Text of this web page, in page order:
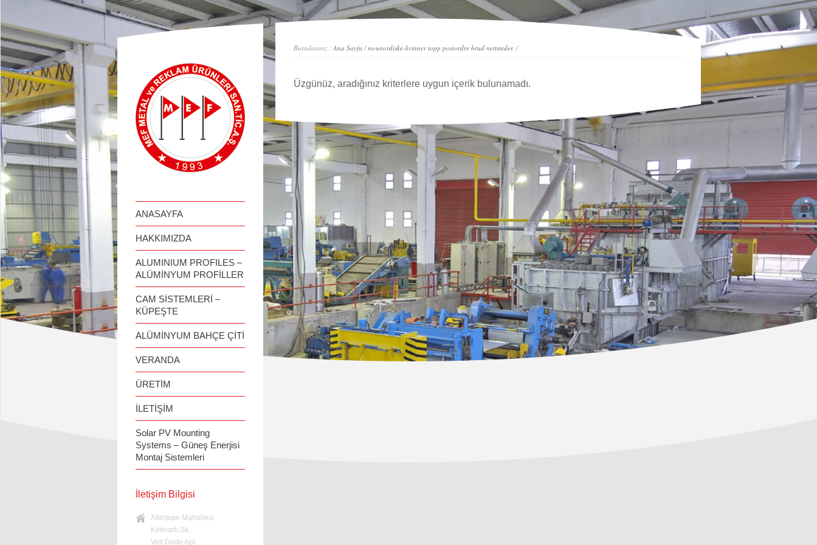
ANASAYFA
HAKKIMIZDA
ALUMINIUM PROFILES –
ALÜMİNYUM PROFİLLER
CAM SİSTEMLERİ –
KÜPEŞTE
ALÜMİNYUM BAHÇE ÇİTİ
VERANDA
ÜRETİM
İLETİŞİM
Solar PV Mounting
Systems – Güneş Enerjisi
Montaj Sistemleri
İletişim Bilgisi
Altıntepe Mahallesi
Köknarlı Sk.
Veli Dede Apt.
Buradasınız :Ana Sayfa /no+nordiske-kvinner topp postordre brud nettsteder. /
Üzgünüz, aradığınız kriterlere uygun içerik bulunamadı.